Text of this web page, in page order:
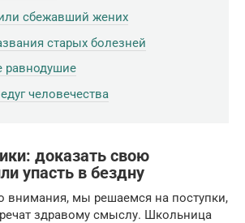
сбежавший жених
старых болезней
равнодушие
человечества
доказать свою
упасть в бездну
внимания, мы решаемся на поступки,
здравому смыслу. Школьница